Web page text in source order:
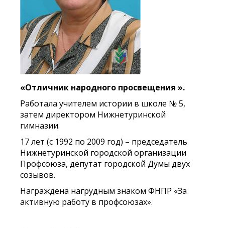
«Отличник народного просвещения ».
Работала учителем истории в школе № 5,
затем директором Нижнетуринской
гимназии.
17 лет (с 1992 по 2009 год) – председатель
Нижнетуринской городской организации
Профсоюза, депутат городской Думы двух
созывов.
Награждена нагрудным знаком ФНПР «За
активную работу в профсоюзах».